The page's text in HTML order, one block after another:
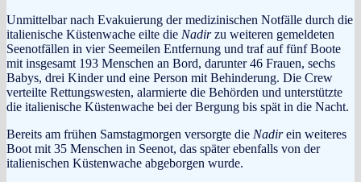
Unmittelbar nach Evakuierung der medizinischen Notfälle durch die
italienische Küstenwache eilte die Nadirzu weiteren gemeldeten
Seenotfällen in vier Seemeilen Entfernung und traf auf fünf Boote
mit insgesamt 193 Menschen an Bord, darunter 46 Frauen, sechs
Babys, drei Kinder und eine Person mit Behinderung. Die Crew
verteilte Rettungswesten, alarmierte die Behörden und unterstützte
die italienische Küstenwache bei der Bergung bis spät in die Nacht.
Bereits am frühen Samstagmorgen versorgte die Nadirein weiteres
Boot mit 35 Menschen in Seenot, das später ebenfalls von der
italienischen Küstenwache abgeborgen wurde.